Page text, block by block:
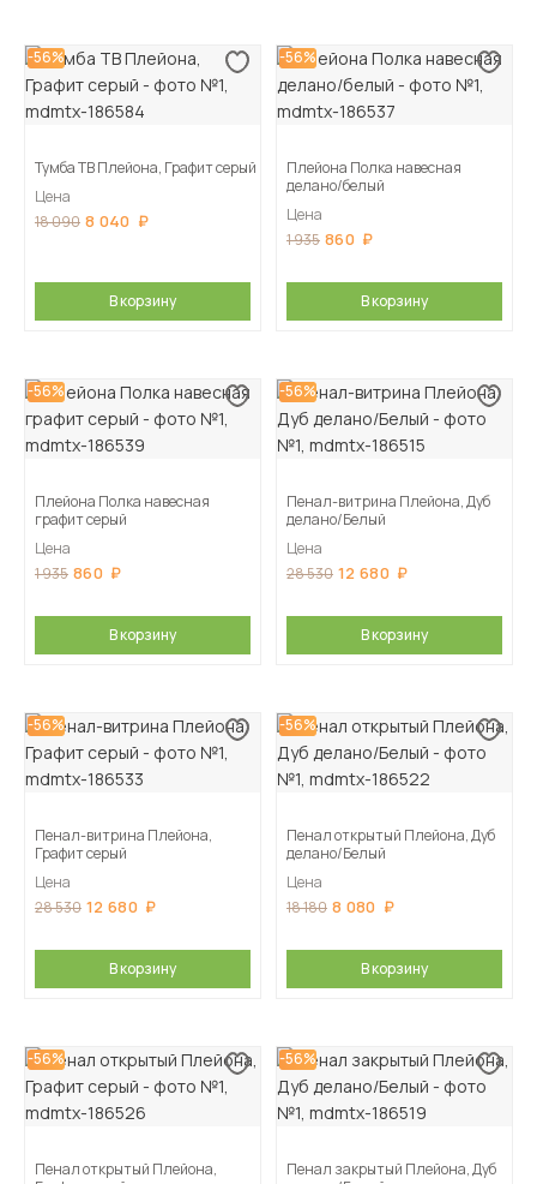
-56%
Тумба ТВ Плейона, Графит серый
Цена
18 090 8 040
В корзину
-56%
Плейона Полка навесная
делано/белый
Цена
1 935 860
В корзину
-56%
Плейона Полка навесная
графит серый
Цена
1 935 860
В корзину
-56%
Пенал-витрина Плейона, Дуб
делано/Белый
Цена
28 530 12 680
В корзину
-56%
Пенал-витрина Плейона,
Графит серый
Цена
28 530 12 680
В корзину
-56%
Пенал открытый Плейона, Дуб
делано/Белый
Цена
18 180 8 080
В корзину
-56%
Пенал открытый Плейона,
-56%
Пенал закрытый Плейона, Дуб